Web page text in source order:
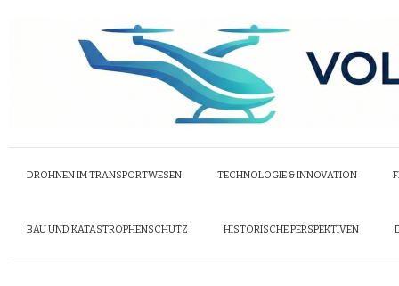
DROHNEN IM TRANSPORTWESEN TECHNOLOGIE & INNOVATION
BAU UND KATASTROPHENSCHUTZ HISTORISCHE PERSPEKTIVEN